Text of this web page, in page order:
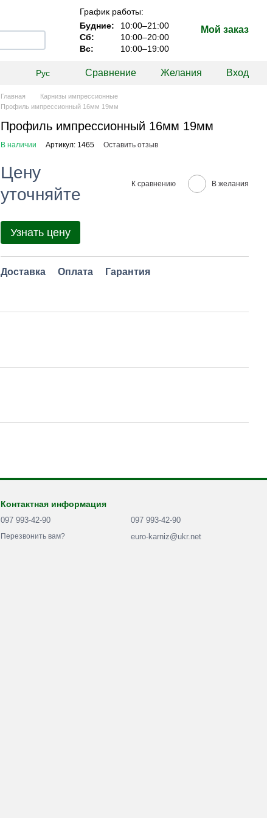
График работы:
Будние:
10:00–21:00
Сб:
10:00–20:00
Вс:
10:00–19:00
Мой заказ
Рус Сравнение Желания Вход
Главная
Карнизы импрессионные
Профиль импрессионный 16мм 19мм
Профиль импрессионный 16мм 19мм
В наличии Артикул: 1465 Оставить отзыв
Цену
уточняйте
К сравнению В желания
Узнать цену
Доставка Оплата Гарантия
Контактная информация
097 993-42-90
Перезвонить вам?
097 993-42-90
euro-karniz@ukr.net